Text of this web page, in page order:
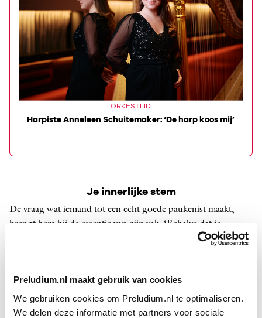
Preludium.nl maakt gebruik van cookies
We gebruiken cookies om Preludium.nl te optimaliseren.
We delen deze informatie met partners voor sociale
ORKESTLID
Harpiste Anneleen Schuitemaker: ‘De harp koos mij’
Je innerlijke stem
De vraag wat iemand tot een echt goede paukenist maakt,
brengt hem bij de essentie van zijn vak. ‘Behalve dat je
natuurlijk verschrikkelijk goede oren moet hebben, heel
rol volledig ten dienste staan van de muziek. Dus precies
weten en begrijpen wat je noten betekenen.